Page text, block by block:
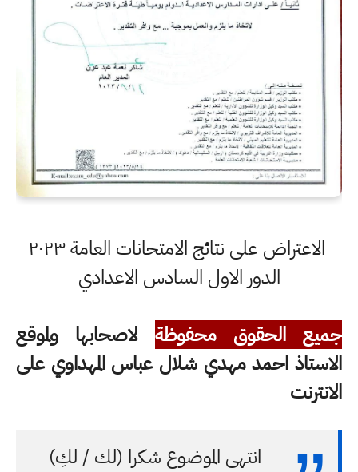
الاعتراض على نتائج الامتحانات العامة ٢٠٢٣
الدور الاول السادس الاعدادي
جميع الحقوق محفوظة لاصحابها ولموقع
الاستاذ احمد مهدي شلال عباس المهداوي على
الانترنت
انتهى الموضوع شكرا (لك / لكِ)